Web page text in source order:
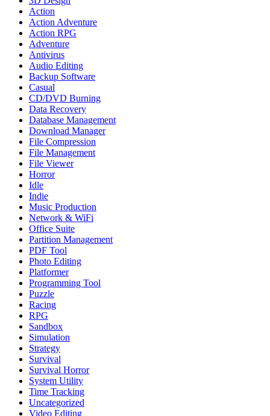
Action
Action Adventure
Action RPG
Adventure
Antivirus
Audio Editing
Backup Software
Casual
CD/DVD Burning
Data Recovery
Database Management
Download Manager
File Compression
File Management
File Viewer
Horror
Idle
Indie
Music Production
Network & WiFi
Office Suite
Partition Management
PDF Tool
Photo Editing
Platformer
Programming Tool
Puzzle
Racing
RPG
Sandbox
Simulation
Strategy
Survival
Survival Horror
System Utility
Time Tracking
Uncategorized
Video Editing